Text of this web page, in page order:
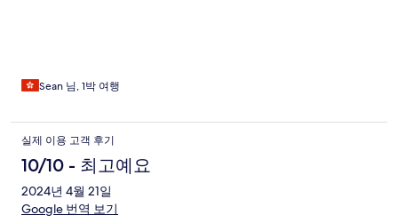
Sean 님, 1박 여행
실제 이용 고객 후기
10/10 - 최고예요
2024년 4월 21일
Google 번역 보기